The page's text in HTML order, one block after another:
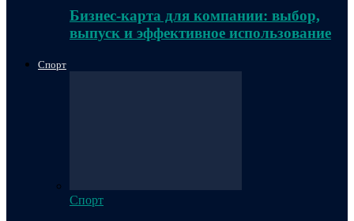
Бизнес-карта для компании: выбор,
выпуск и эффективное использование
Спорт
Спорт